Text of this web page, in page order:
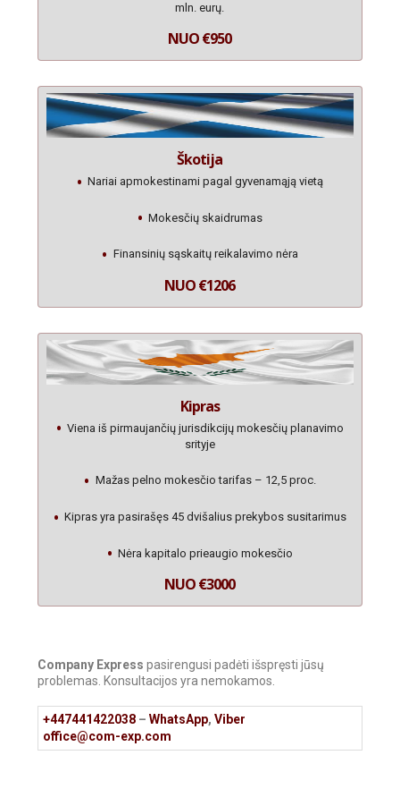
mln. eurų.
NUO €950
Škotija
Nariai apmokestinami pagal gyvenamąją vietą
Mokesčių skaidrumas
Finansinių sąskaitų reikalavimo nėra
NUO €1206
Kipras
Viena iš pirmaujančių jurisdikcijų mokesčių planavimo
srityje
Mažas pelno mokesčio tarifas – 12,5 proc.
Kipras yra pasirašęs 45 dvišalius prekybos susitarimus
Nėra kapitalo prieaugio mokesčio
NUO €3000
Company Express pasirengusi padėti išspręsti jūsų
problemas. Konsultacijos yra nemokamos.
+447441422038– WhatsApp, Viber
office@com-exp.com